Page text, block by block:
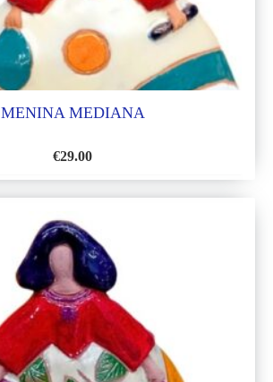
MENINA MEDIANA
€29.00
A
DESEOS